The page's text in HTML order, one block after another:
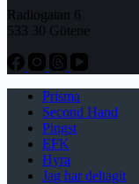
Radiogatan 6
533 30 Götene
Prisma
Second Hand
Pingst
EFK
Hyra
Jag har deltagit